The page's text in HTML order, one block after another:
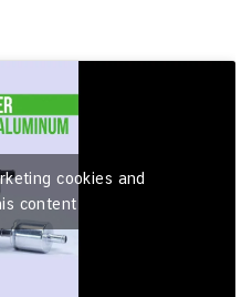
cookies and
content